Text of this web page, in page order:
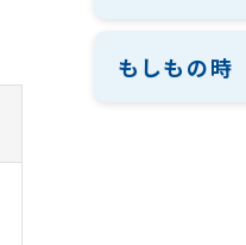
もしもの時